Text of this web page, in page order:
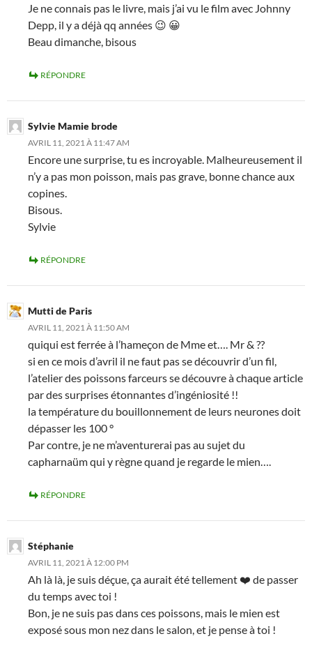
Je ne connais pas le livre, mais j’ai vu le film avec Johnny
Depp, il y a déjà qq années 😉 😀
Beau dimanche, bisous
RÉPONDRE
Sylvie Mamie brode
AVRIL 11, 2021 À 11:47 AM
Encore une surprise, tu es incroyable. Malheureusement il
n’y a pas mon poisson, mais pas grave, bonne chance aux
copines.
Bisous.
Sylvie
RÉPONDRE
Mutti de Paris
AVRIL 11, 2021 À 11:50 AM
quiqui est ferrée à l’hameçon de Mme et…. Mr & ??
si en ce mois d’avril il ne faut pas se découvrir d’un fil,
l’atelier des poissons farceurs se découvre à chaque article
par des surprises étonnantes d’ingéniosité !!
la température du bouillonnement de leurs neurones doit
dépasser les 100 °
Par contre, je ne m’aventurerai pas au sujet du
capharnaüm qui y règne quand je regarde le mien….
RÉPONDRE
Stéphanie
AVRIL 11, 2021 À 12:00 PM
Ah là là, je suis déçue, ça aurait été tellement ❤️ de passer
du temps avec toi !
Bon, je ne suis pas dans ces poissons, mais le mien est
exposé sous mon nez dans le salon, et je pense à toi !